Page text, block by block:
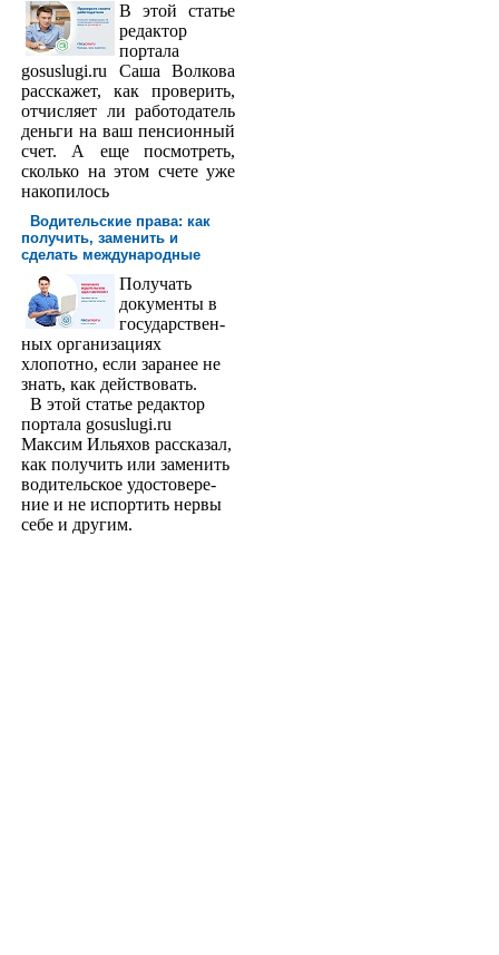
В этой статье
редактор
порта­ла
gosuslugi.ru Саша Волкова
расскажет, как проверить,
отчисляет ли работодатель
деньги на ваш пенсионный
счет. А еще посмотреть,
сколько на этом счете уже
накопилось
Водительские права: как
получить, заменить и
сделать международ­ные
Получать
доку­менты в
государствен­
ных организациях
хлопотно, если заранее не
знать, как действовать.
В этой статье редактор
портала gosuslugi.ru
Максим Ильяхов рассказал,
как получить или заменить
водительское удостовере­
ние и не испортить нервы
себе и другим.